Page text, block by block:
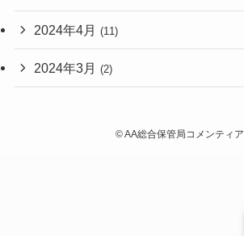
2024年4月 (11)
2024年3月 (2)
©AA総合保管局コメンティア.